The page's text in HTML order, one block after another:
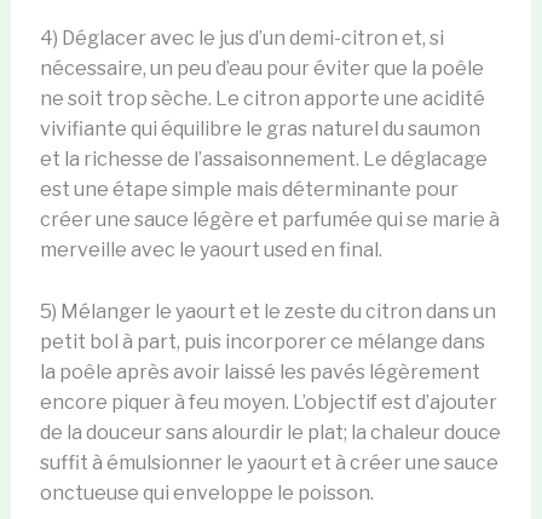
4) Déglacer avec le jus d’un demi-citron et, si
nécessaire, un peu d’eau pour éviter que la poêle
ne soit trop sèche. Le citron apporte une acidité
vivifiante qui équilibre le gras naturel du saumon
et la richesse de l’assaisonnement. Le déglacage
est une étape simple mais déterminante pour
créer une sauce légère et parfumée qui se marie à
merveille avec le yaourt used en final.
5) Mélanger le yaourt et le zeste du citron dans un
petit bol à part, puis incorporer ce mélange dans
la poêle après avoir laissé les pavés légèrement
encore piquer à feu moyen. L’objectif est d’ajouter
de la douceur sans alourdir le plat; la chaleur douce
suffit à émulsionner le yaourt et à créer une sauce
onctueuse qui enveloppe le poisson.